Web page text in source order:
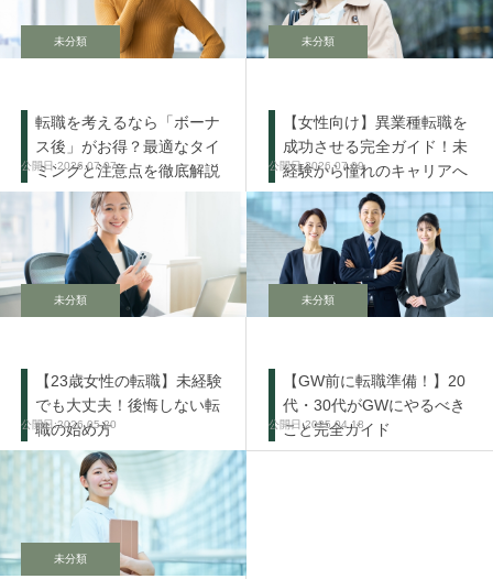
未分類
転職を考えるなら「ボーナ
ス後」がお得？最適なタイ
ミングと注意点を徹底解説
2026.07.07
未分類
【女性向け】異業種転職を
成功させる完全ガイド！未
経験から憧れのキャリアへ
2026.07.09
未分類
【23歳女性の転職】未経験
でも大丈夫！後悔しない転
職の始め方
2026.05.20
未分類
【GW前に転職準備！】20
代・30代がGWにやるべき
こと完全ガイド
2025.04.18
未分類
LINE Instagram X